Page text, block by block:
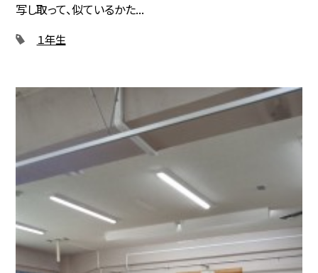
写し取って、似ているかた...
１年生